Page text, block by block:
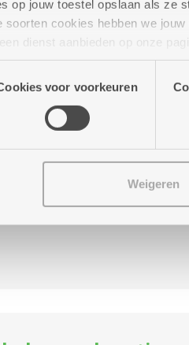
op jouw toestel opslaan als ze
soorten cookies hebben we
dienst aanbieden op onze
site voor social media,
die je aan hen verstrekte.
voor voorkeuren
Weigeren
Bosuil